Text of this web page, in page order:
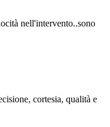
nell'intervento..sono
cortesia, qualità e